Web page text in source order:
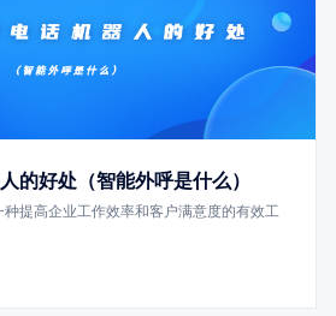
的好处（智能外呼是什么）
提高企业工作效率和客户满意度的有效工